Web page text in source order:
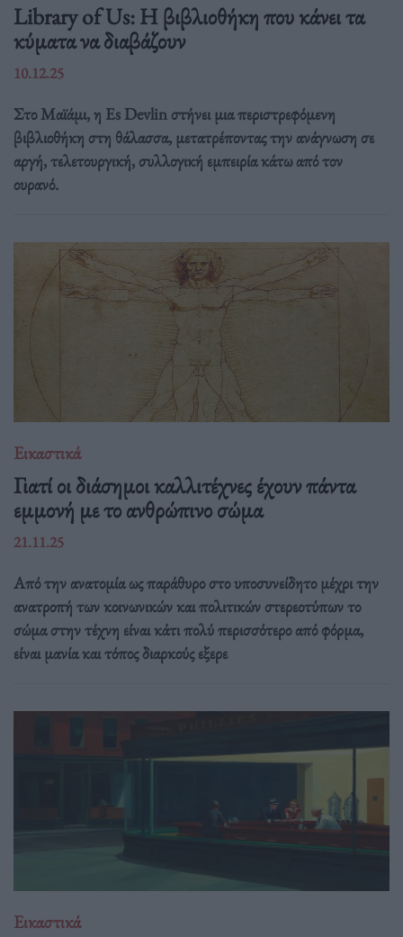
Library of Us: Η βιβλιοθήκη που κάνει τα
κύματα να διαβάζουν
10.12.25
Στο Μαϊάμι, η Es Devlin στήνει μια περιστρεφόμενη
βιβλιοθήκη στη θάλασσα, μετατρέποντας την ανάγνωση σε
αργή, τελετουργική, συλλογική εμπειρία κάτω από τον
ουρανό.
Εικαστικά
Γιατί οι διάσημοι καλλιτέχνες έχουν πάντα
εμμονή με το ανθρώπινο σώμα
21.11.25
Από την ανατομία ως παράθυρο στο υποσυνείδητο μέχρι την
ανατροπή των κοινωνικών και πολιτικών στερεοτύπων το
σώμα στην τέχνη είναι κάτι πολύ περισσότερο από φόρμα,
είναι μανία και τόπος διαρκούς εξερε
Εικαστικά